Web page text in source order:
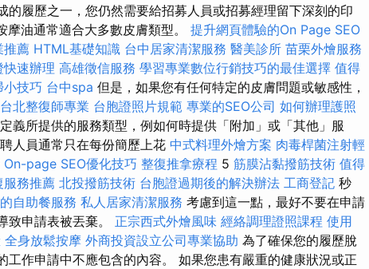
的履歷之一，您仍然需要給招募人員或招募經理留下深刻的印
摩油通常適合大多數皮膚類型。 提升網頁體驗的On Page SEO
推薦 HTML基礎知識 台中居家清潔服務 醫美診所 苗栗外燴服務
速辦理 高雄徵信服務 學習專業數位行銷技巧的最佳選擇 值得
小技巧 台中spa 但是，如果您有任何特定的皮膚問題或敏感性，
台北整復師專業 台胞證照片規範 專業的SEO公司 如何辦理護照
義所提供的服務類型，例如何時提供「附加」或「其他」服
人員通常只在每份簡歷上花 中式料理外燴方案 肉毒桿菌注射輕
On-page SEO優化技巧 整復推拿療程 5 筋膜沾黏撥筋技術 值得
服務推薦 北投撥筋技術 台胞證過期後的解決辦法 工商登記 秒
自助餐服務 私人居家清潔服務 考慮到這一點，最好不要在申請
致申請表被丟棄。 正宗西式外燴風味 經絡調理證照課程 使用
全身放鬆按摩 外商投資設立公司專業協助 為了確保您的履歷脫
工作申請中不應包含的內容。 如果您患有嚴重的健康狀況或正